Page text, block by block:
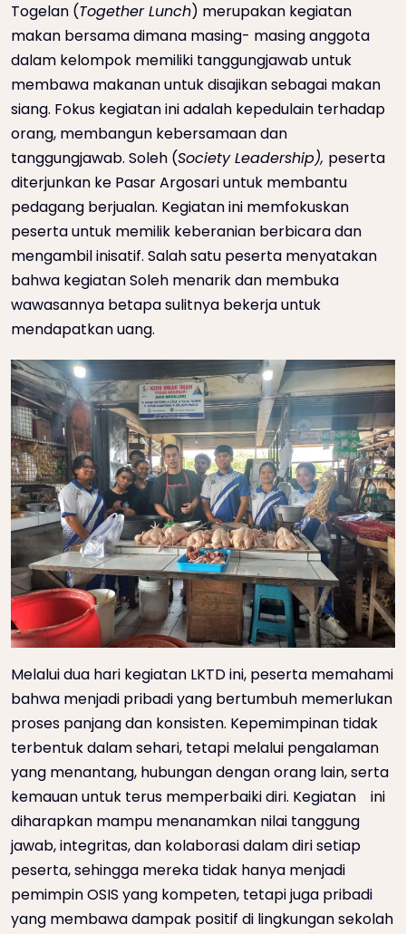
Togelan (Together Lunch) merupakan kegiatan
makan bersama dimana masing- masing anggota
dalam kelompok memiliki tanggungjawab untuk
membawa makanan untuk disajikan sebagai makan
siang. Fokus kegiatan ini adalah kepedulain terhadap
orang, membangun kebersamaan dan
tanggungjawab. Soleh (Society Leadership), peserta
diterjunkan ke Pasar Argosari untuk membantu
pedagang berjualan. Kegiatan ini memfokuskan
peserta untuk memilik keberanian berbicara dan
mengambil inisatif. Salah satu peserta menyatakan
bahwa kegiatan Soleh menarik dan membuka
wawasannya betapa sulitnya bekerja untuk
mendapatkan uang.
Melalui dua hari kegiatan LKTD ini, peserta memahami
bahwa menjadi pribadi yang bertumbuh memerlukan
proses panjang dan konsisten. Kepemimpinan tidak
terbentuk dalam sehari, tetapi melalui pengalaman
yang menantang, hubungan dengan orang lain, serta
kemauan untuk terus memperbaiki diri. Kegiatan ini
diharapkan mampu menanamkan nilai tanggung
jawab, integritas, dan kolaborasi dalam diri setiap
peserta, sehingga mereka tidak hanya menjadi
pemimpin OSIS yang kompeten, tetapi juga pribadi
yang membawa dampak positif di lingkungan sekolah